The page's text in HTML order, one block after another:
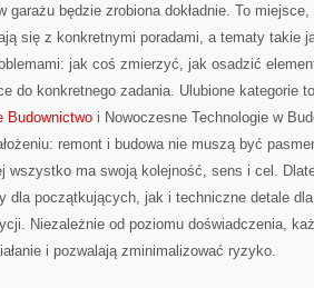
garażu będzie zrobiona dokładnie. To
się z konkretnymi poradami, a tematy takie
jak coś zmierzyć, jak osadzić
do konkretnego zadania. Ulubione kategorie
Budownictwo i Nowoczesne Technologie w
remont i budowa nie muszą być
wszystko ma swoją kolejność, sens i cel.
dla początkujących, jak i techniczne detale
Niezależnie od poziomu doświadczenia,
i pozwalają zminimalizować ryzyko.